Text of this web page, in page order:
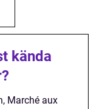
kända
Marché aux